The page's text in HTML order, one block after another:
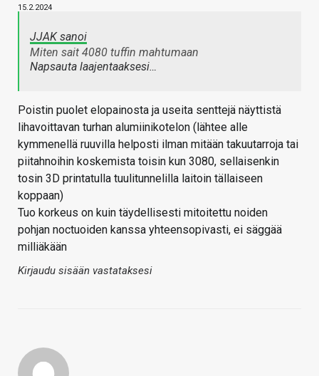
15.2.2024
JJAK sanoi
Miten sait 4080 tuffin mahtumaan
Napsauta laajentaaksesi…
Poistin puolet elopainosta ja useita senttejä näyttistä
lihavoittavan turhan alumiinikotelon (lähtee alle
kymmenellä ruuvilla helposti ilman mitään takuutarroja tai
piitahnoihin koskemista toisin kun 3080, sellaisenkin
tosin 3D printatulla tuulitunnelilla laitoin tällaiseen
koppaan)
Tuo korkeus on kuin täydellisesti mitoitettu noiden
pohjan noctuoiden kanssa yhteensopivasti, ei säggää
milliäkään
Kirjaudu sisään vastataksesi